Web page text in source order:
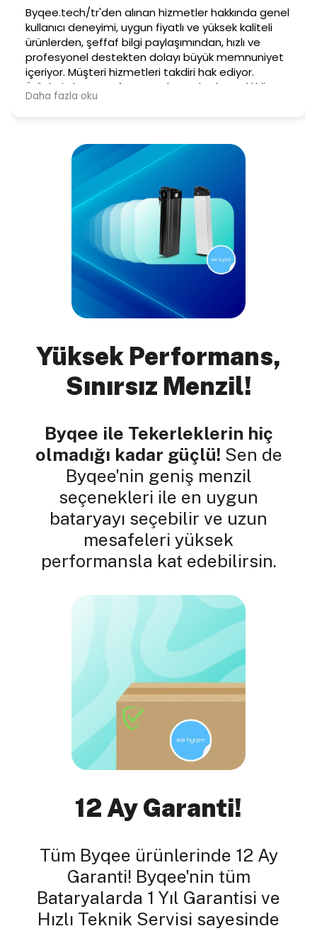
Yüksek Performans,
Sınırsız Menzil!
Byqee ile Tekerleklerin hiç
olmadığı kadar güçlü! Sen de
Byqee'nin geniş menzil
seçenekleri ile en uygun
bataryayı seçebilir ve uzun
mesafeleri yüksek
performansla kat edebilirsin.
12 Ay Garanti!
Tüm Byqee ürünlerinde 12 Ay
Garanti! Byqee'nin tüm
Bataryalarda 1 Yıl Garantisi ve
Hızlı Teknik Servisi sayesinde